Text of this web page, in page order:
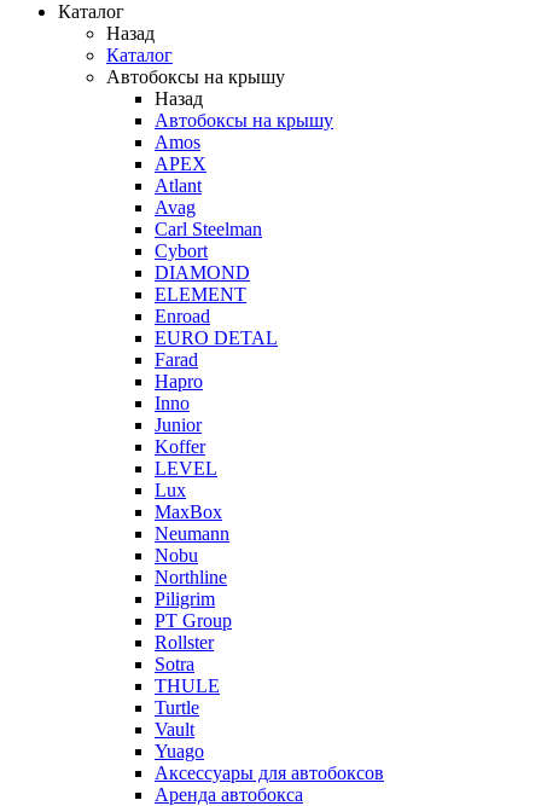
Каталог
Назад
Каталог
Автобоксы на крышу
Назад
Автобоксы на крышу
Amos
APEX
Atlant
Avag
Carl Steelman
Cybort
DIAMOND
ELEMENT
Enroad
EURO DETAL
Farad
Hapro
Inno
Junior
Koffer
LEVEL
Lux
MaxBox
Neumann
Nobu
Northline
Piligrim
PT Group
Rollster
Sotra
THULE
Turtle
Vault
Yuago
Аксессуары для автобоксов
Аренда автобокса